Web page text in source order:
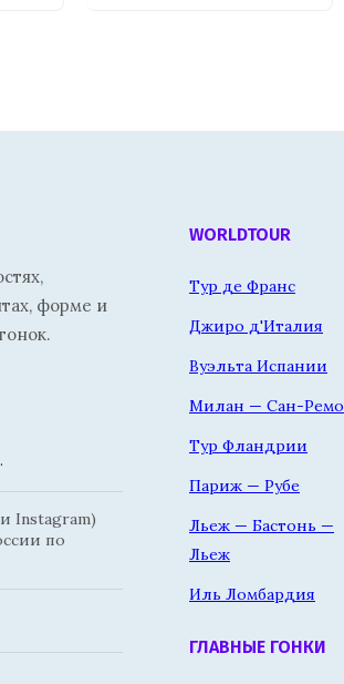
форме и
Instagram)
по
WORLDTOUR
Тур де Франс
Джиро д'Италия
Вуэльта Испании
Милан — Сан-Ремо
Тур Фландрии
Париж — Рубе
Льеж — Бастонь —
Льеж
Иль Ломбардия
ГЛАВНЫЕ ГОНКИ